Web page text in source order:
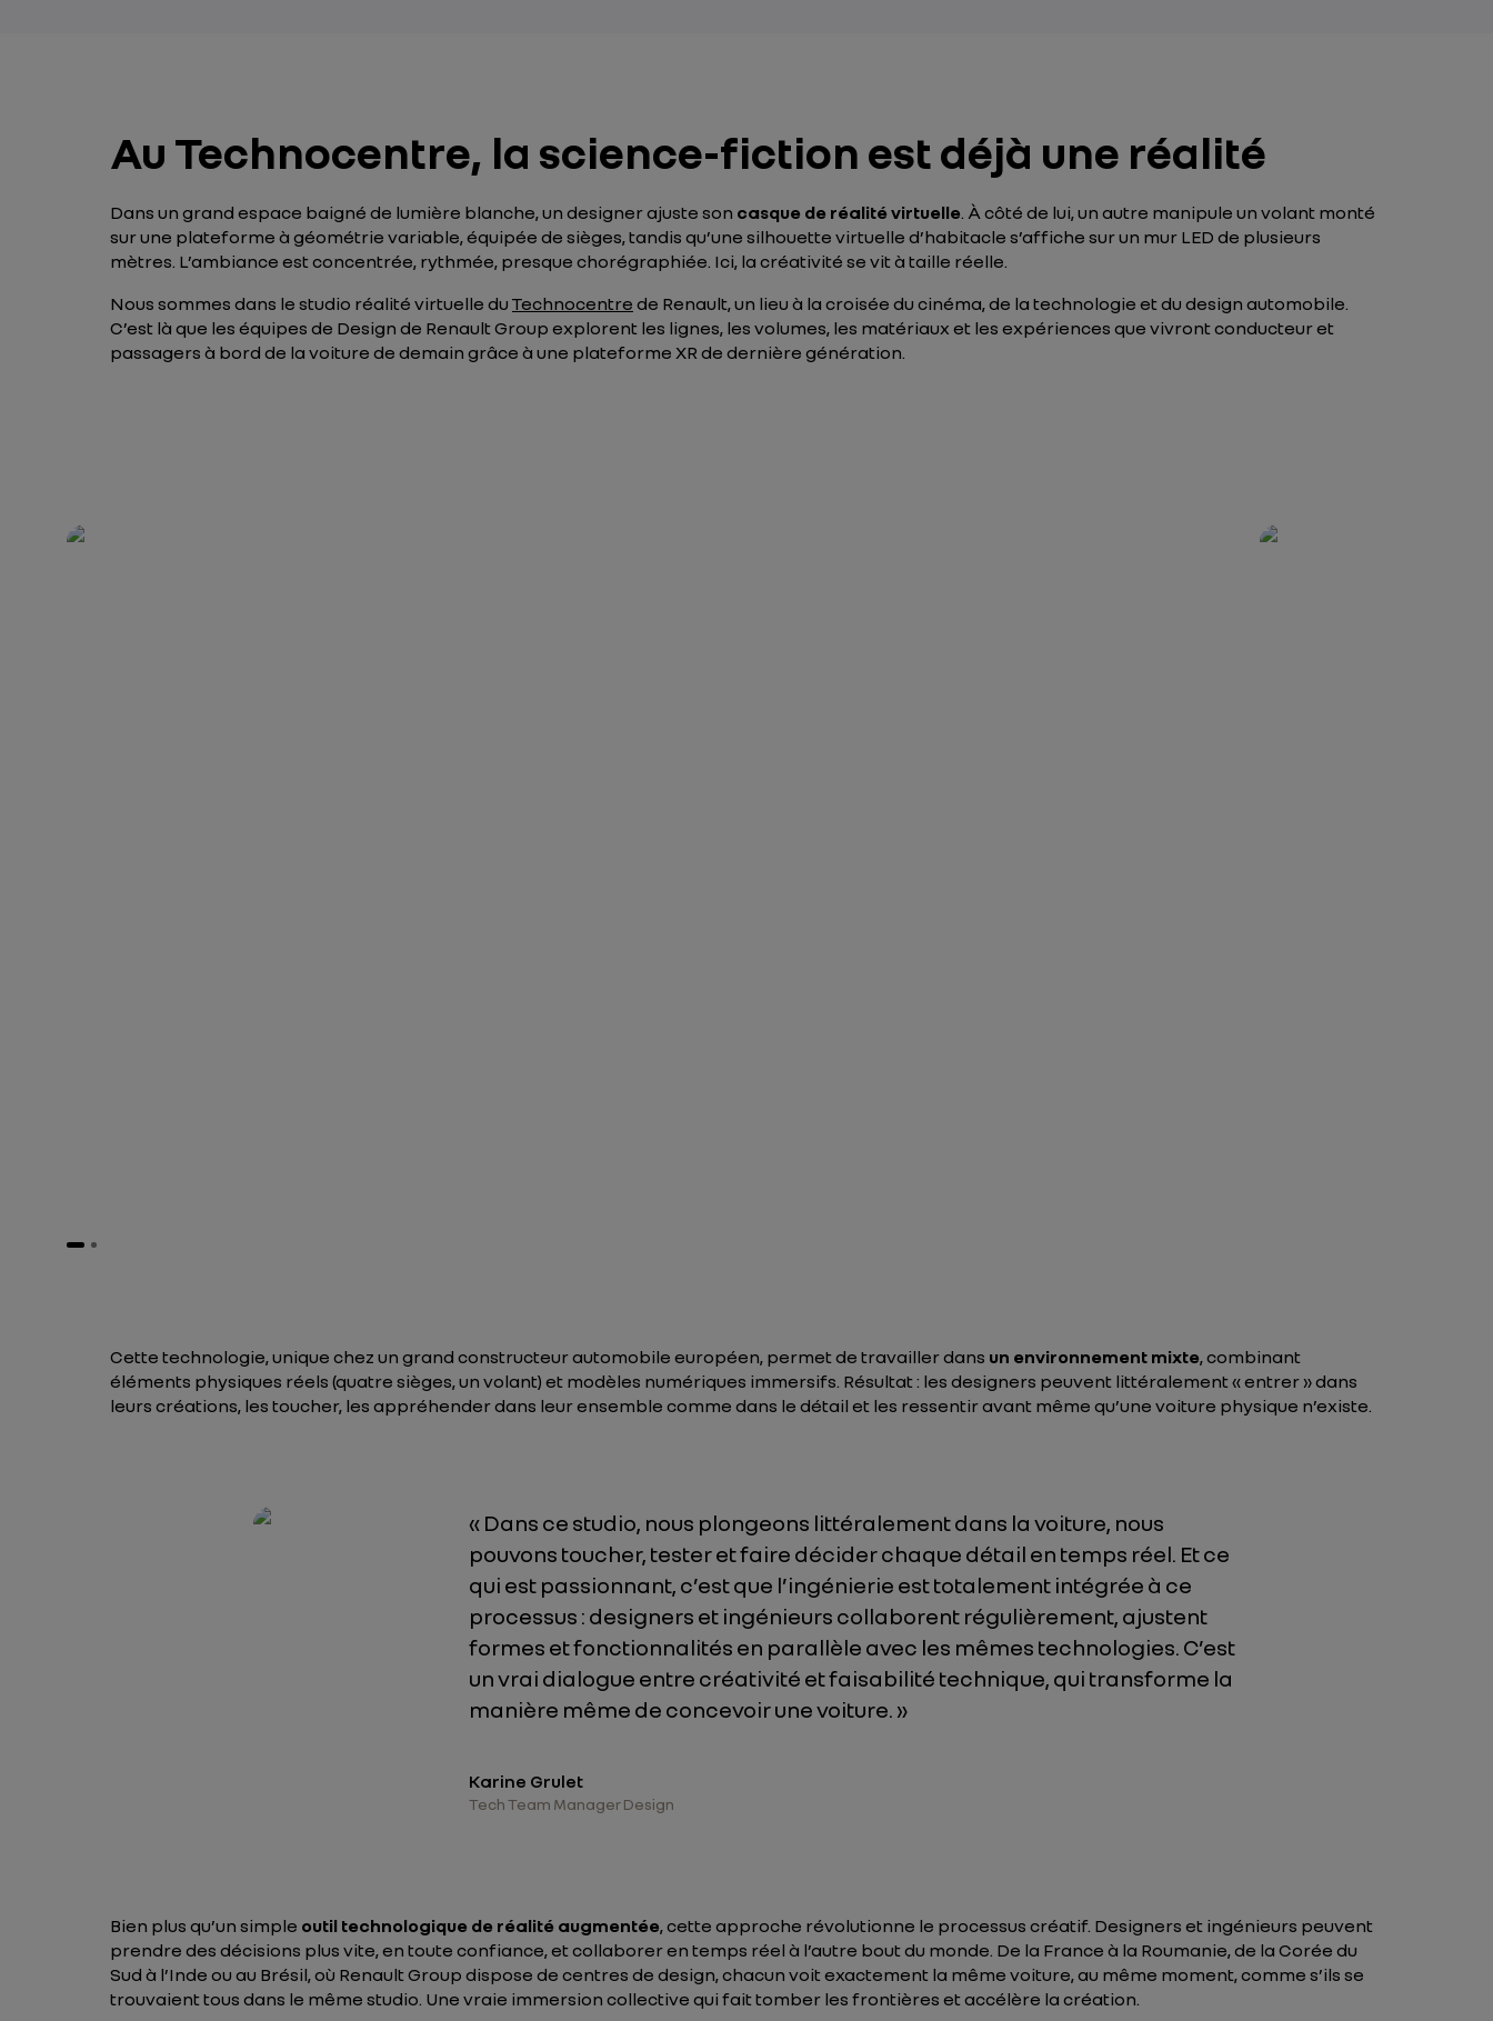
Au Technocentre, la science-fiction est déjà une réalité
Dans un grand espace baigné de lumière blanche, un designer ajuste son casque de réalité virtuelle. À côté de lui, un autre manipule un volant monté
sur une plateforme à géométrie variable, équipée de sièges, tandis qu’une silhouette virtuelle d’habitacle s’affiche sur un mur LED de plusieurs
mètres. L’ambiance est concentrée, rythmée, presque chorégraphiée. Ici, la créativité se vit à taille réelle.
Nous sommes dans le studio réalité virtuelle du Technocentre de Renault, un lieu à la croisée du cinéma, de la technologie et du design automobile.
C’est là que les équipes de Design de Renault Group explorent les lignes, les volumes, les matériaux et les expériences que vivront conducteur et
passagers à bord de la voiture de demain grâce à une plateforme XR de dernière génération.
Cette technologie, unique chez un grand constructeur automobile européen, permet de travailler dans un environnement mixte, combinant
éléments physiques réels (quatre sièges, un volant) et modèles numériques immersifs. Résultat : les designers peuvent littéralement « entrer » dans
leurs créations, les toucher, les appréhender dans leur ensemble comme dans le détail et les ressentir avant même qu’une voiture physique n’existe.
« Dans ce studio, nous plongeons littéralement dans la voiture, nous
pouvons toucher, tester et faire décider chaque détail en temps réel. Et ce
qui est passionnant, c’est que l’ingénierie est totalement intégrée à ce
processus : designers et ingénieurs collaborent régulièrement, ajustent
formes et fonctionnalités en parallèle avec les mêmes technologies. C’est
un vrai dialogue entre créativité et faisabilité technique, qui transforme la
manière même de concevoir une voiture. »
Karine Grulet
Tech Team Manager Design
Bien plus qu’un simple outil technologique de réalité augmentée, cette approche révolutionne le processus créatif. Designers et ingénieurs peuvent
prendre des décisions plus vite, en toute confiance, et collaborer en temps réel à l’autre bout du monde. De la France à la Roumanie, de la Corée du
Sud à l’Inde ou au Brésil, où Renault Group dispose de centres de design, chacun voit exactement la même voiture, au même moment, comme s’ils se
trouvaient tous dans le même studio. Une vraie immersion collective qui fait tomber les frontières et accélère la création.